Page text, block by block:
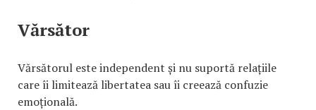
Vărsător
Vărsătorul este independent și nu suportă relațiile
care îi limitează libertatea sau îi creează confuzie
emoțională.